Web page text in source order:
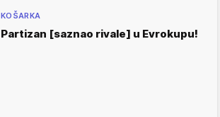
KOŠARKA
Partizan [saznao rivale] u Evrokupu!